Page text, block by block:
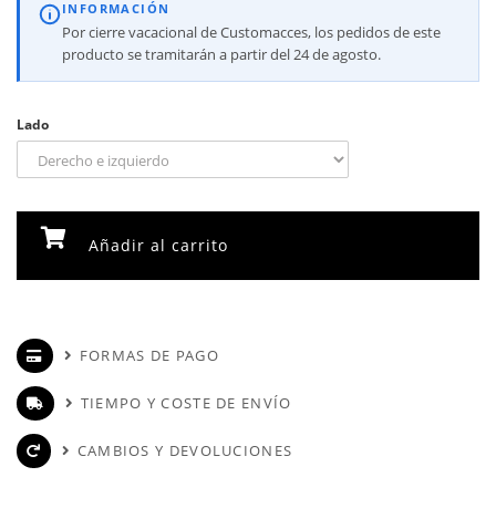
INFORMACIÓN
Por cierre vacacional de Customacces, los pedidos de este
producto se tramitarán a partir del 24 de agosto.
Lado
Añadir al carrito
FORMAS DE PAGO
TIEMPO Y COSTE DE ENVÍO
CAMBIOS Y DEVOLUCIONES